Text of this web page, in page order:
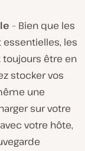
– Bien que les
les
toujours être en
stocker vos
une
sur votre
votre hôte,